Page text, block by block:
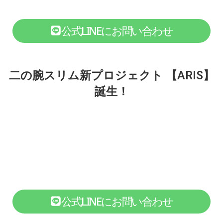
公式LINEにお問い合わせ
二の腕スリム新プロジェクト 【ARIS】
誕生！
公式LINEにお問い合わせ